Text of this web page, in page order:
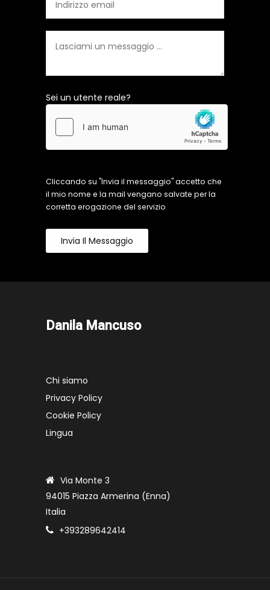
Sei un utente reale?
Cliccando su "Invia il messaggio" accetto che
il mio nome e la mail vengano salvate per la
corretta erogazione del servizio
Invia Il Messaggio
Danila Mancuso
Chi siamo
Privacy Policy
Cookie Policy
Lingua
Via Monte 3
94015 Piazza Armerina (Enna)
Italia
+393289642414